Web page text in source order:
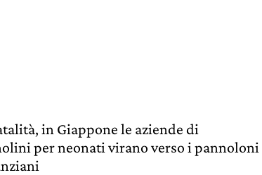
in Giappone le aziende di
per neonati virano verso i pannoloni